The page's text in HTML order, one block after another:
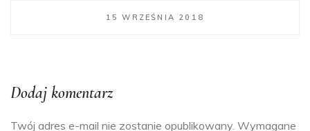
15 WRZEŚNIA 2018
Dodaj komentarz
Twój adres e-mail nie zostanie opublikowany. Wymagane